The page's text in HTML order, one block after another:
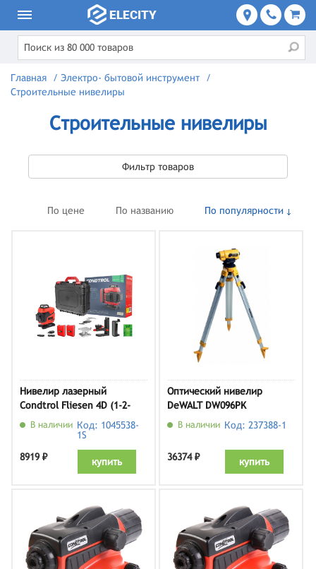
Главная / Электро- бытовой инструмент
/
Строительные нивелиры
Строительные нивелиры
Фильтр товаров
По цене По названию По популярности
Нивелир лазерный
Condtrol Fliesen 4D (1-2-
466)В наличии Код: 1045538-
1S
8919 ₽
купить
Оптический нивелир
DeWALT DW096PK
В наличии Код: 237388-1
36374 ₽ купить